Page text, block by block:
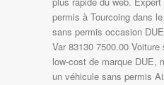
permis à Tourcoing dans
sans permis occasion
Var 83130 7500.00
low-cost de marque DUE,
un véhicule sans permis